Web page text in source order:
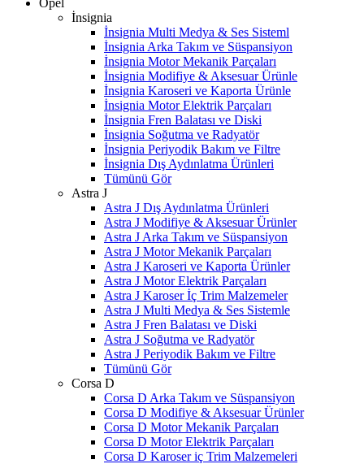
Opel
İnsignia
İnsignia Multi Medya & Ses Sisteml
İnsignia Arka Takım ve Süspansiyon
İnsignia Motor Mekanik Parçaları
İnsignia Modifiye & Aksesuar Ürünle
İnsignia Karoseri ve Kaporta Ürünle
İnsignia Motor Elektrik Parçaları
İnsignia Fren Balatası ve Diski
İnsignia Soğutma ve Radyatör
İnsignia Periyodik Bakım ve Filtre
İnsignia Dış Aydınlatma Ürünleri
Tümünü Gör
Astra J
Astra J Dış Aydınlatma Ürünleri
Astra J Modifiye & Aksesuar Ürünler
Astra J Arka Takım ve Süspansiyon
Astra J Motor Mekanik Parçaları
Astra J Karoseri ve Kaporta Ürünler
Astra J Motor Elektrik Parçaları
Astra J Karoser İç Trim Malzemeler
Astra J Multi Medya & Ses Sistemle
Astra J Fren Balatası ve Diski
Astra J Soğutma ve Radyatör
Astra J Periyodik Bakım ve Filtre
Tümünü Gör
Corsa D
Corsa D Arka Takım ve Süspansiyon
Corsa D Modifiye & Aksesuar Ürünler
Corsa D Motor Mekanik Parçaları
Corsa D Motor Elektrik Parçaları
Corsa D Karoser iç Trim Malzemeleri